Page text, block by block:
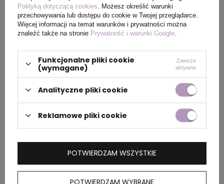
Wymiary
produktu
Ø97 x 59,5 cm
PAKOWANIE
Wymiary
kartonu
zewnętrznego
54 x 29 x 13 cm
kartonu
zewnętrznego
9,8
Polityką dotyczącą cookies . Możesz określić warunki
przechowywania lub dostępu do cookie w Twojej przeglądarce.
Więcej informacji na temat warunków i prywatności można
znaleźć także na stronie Prywatność i warunki Google
Funkcjonalne pliki cookie
(wymagane)
Zawsze
aktywne
Analityczne pliki cookie
Reklamowe pliki cookie
POTWIERDZAM WSZYSTKIE